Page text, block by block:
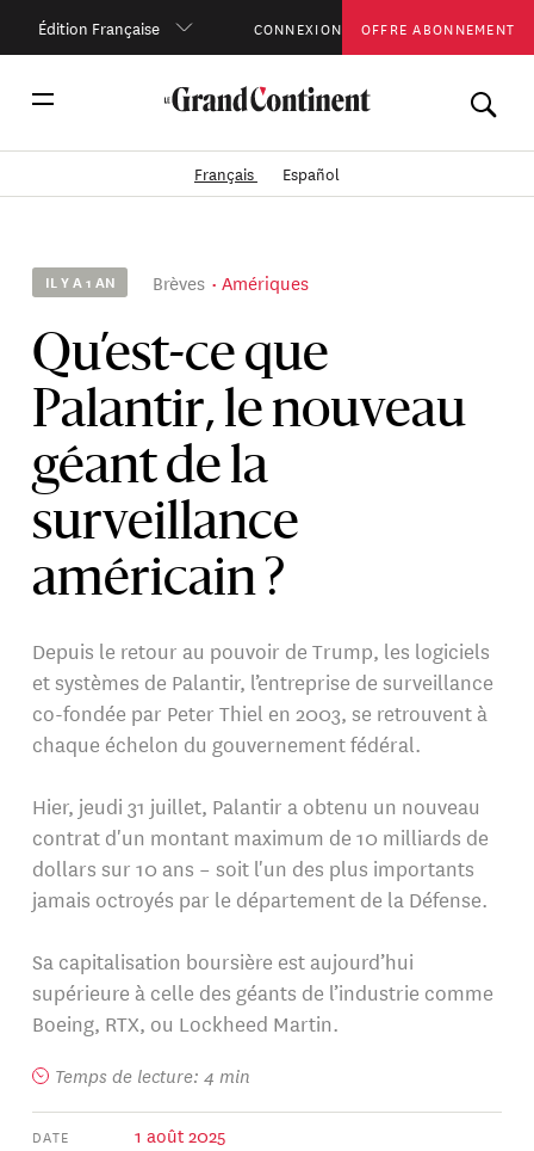
Édition Française CONNEXION OFFRE ABONNEMENT
Français Español
IL Y A 1 AN Brèves Amériques
Qu’est-ce que
Palantir, le nouveau
géant de la
surveillance
américain ?
Depuis le retour au pouvoir de Trump, les logiciels
et systèmes de Palantir, l’entreprise de surveillance
co-fondée par Peter Thiel en 2003, se retrouvent à
chaque échelon du gouvernement fédéral.
Hier, jeudi 31 juillet, Palantir a obtenu un nouveau
contrat d'un montant maximum de 10 milliards de
dollars sur 10 ans – soit l'un des plus importants
jamais octroyés par le département de la Défense.
Sa capitalisation boursière est aujourd’hui
supérieure à celle des géants de l’industrie comme
Boeing, RTX, ou Lockheed Martin.
Temps de lecture: 4 min
DATE 1 août 2025